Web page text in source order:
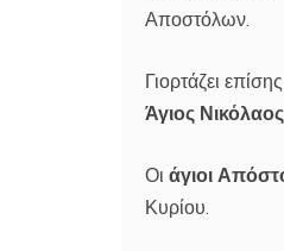
Αποστόλων.
Γιορτάζει
Άγιος
Οι άγιοι
Κυρίου.